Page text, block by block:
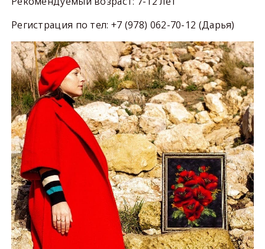
Регистрация по тел: +7 (978) 062-70-12 (Дарья)